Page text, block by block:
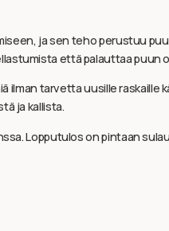
ja sen teho perustuu
että palauttaa puun
ilman tarvetta uusille raskaille
ja kallista.
Lopputulos on pintaan